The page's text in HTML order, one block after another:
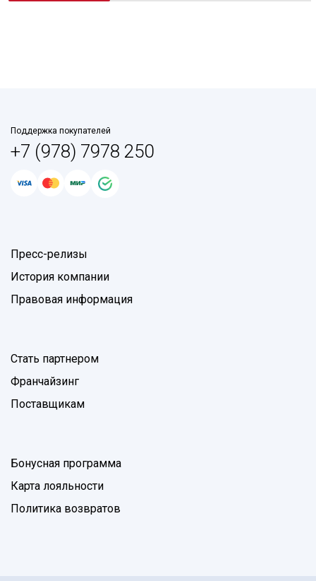
Поддержка покупателей
+7 (978) 7978 250
Пресс-релизы
История компании
Правовая информация
Стать партнером
Франчайзинг
Поставщикам
Бонусная программа
Карта лояльности
Политика возвратов